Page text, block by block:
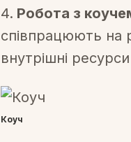
Робота з
співпрацюють на
внутрішні
Коуч